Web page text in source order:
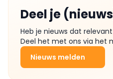
Deel je
Heb je nieuws dat
Deel het met ons via het
Nieuws melden